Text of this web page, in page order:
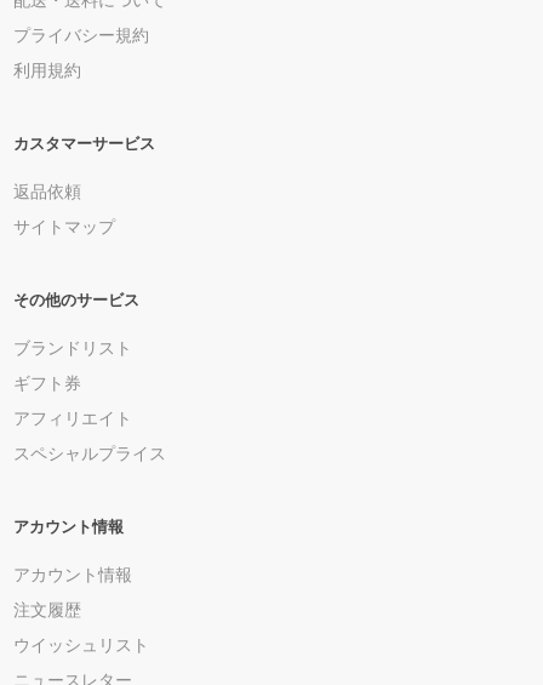
プライバシー規約
利用規約
カスタマーサービス
返品依頼
サイトマップ
その他のサービス
ブランドリスト
ギフト券
アフィリエイト
スペシャルプライス
アカウント情報
アカウント情報
注文履歴
ウイッシュリスト